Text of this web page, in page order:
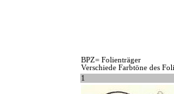
BPZ= Folienträger
Verschiede Farbtöne des
1